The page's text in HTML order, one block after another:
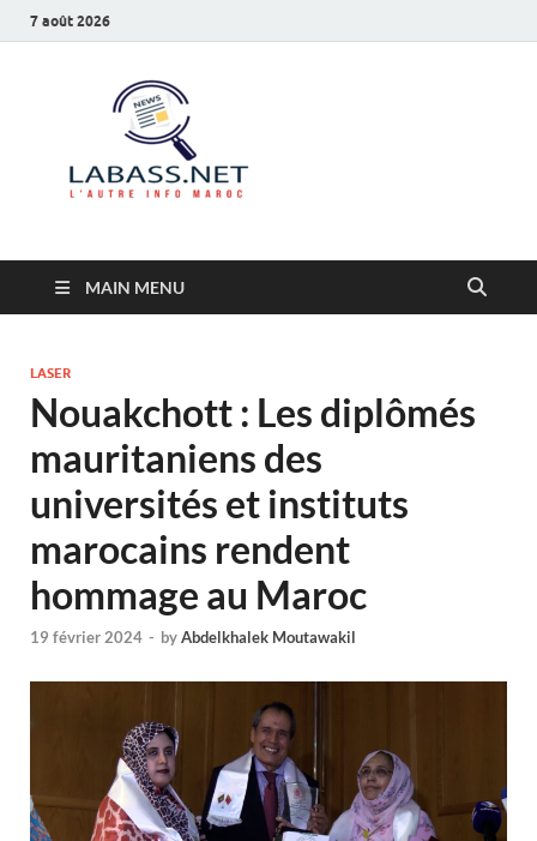
7 août 2026
MAIN MENU
LASER
Nouakchott : Les diplômés
mauritaniens des
universités et instituts
marocains rendent
hommage au Maroc
19 février 2024 - byAbdelkhalek Moutawakil